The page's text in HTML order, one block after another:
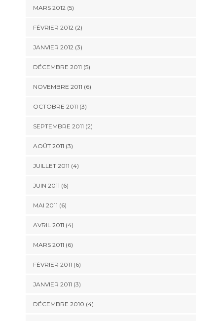
MARS 2012(5)
FÉVRIER 2012(2)
JANVIER 2012(3)
DÉCEMBRE 2011 (5)
NOVEMBRE 2011 (6)
OCTOBRE 2011 (3)
SEPTEMBRE 2011 (2)
AOÛT 2011 (3)
JUILLET 2011 (4)
JUIN 2011 (6)
MAI 2011 (6)
AVRIL 2011 (4)
MARS 2011 (6)
FÉVRIER 2011 (6)
JANVIER 2011 (3)
DÉCEMBRE 2010 (4)